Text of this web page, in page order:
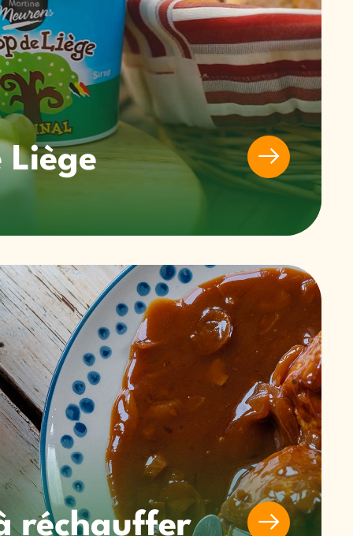
réchauffer